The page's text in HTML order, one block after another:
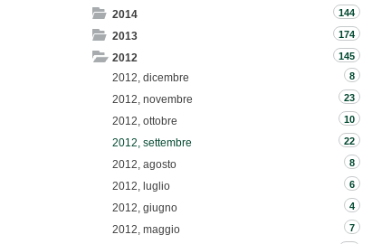
2014 144
2013 174
2012 145
2012, dicembre 8
2012, novembre 23
2012, ottobre 10
2012, settembre 22
2012, agosto 8
2012, luglio 6
2012, giugno 4
2012, maggio 7